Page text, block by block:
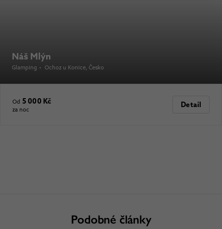
Náš Mlýn
Glamping • Ochoz u Konice, Česko
Od 5 000 Kč
za noc
Detail
Podobné články